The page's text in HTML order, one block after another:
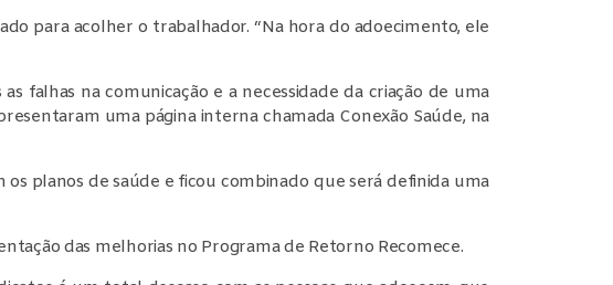
para acolher o trabalhador. “Na hora do adoecimento, ele
falhas na comunicação e a necessidade da criação de uma
uma página interna chamada Conexão Saúde, na
planos de saúde e ficou combinado que será definida uma
das melhorias no Programa de Retorno Recomece.